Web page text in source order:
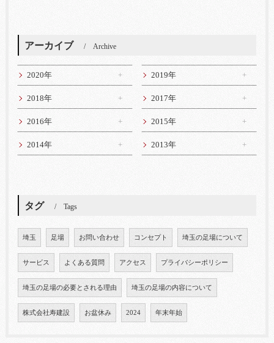
アーカイブ Archive
2020年 2019年
2018年 2017年
2016年 2015年
2014年 2013年
タグ Tags
埼玉 足場 お問い合わせ コンセプト 埼玉の足場について
サービス よくある質問 アクセス プライバシーポリシー
埼玉の足場の必要とされる理由 埼玉の足場の内容について
株式会社寿建設 お盆休み 2024 年末年始